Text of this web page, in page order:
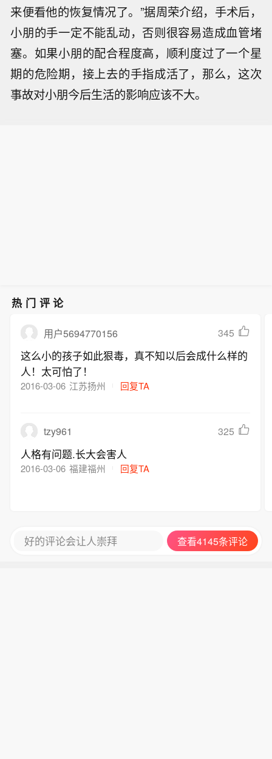
来便看他的恢复情况了。”据周荣介绍，手术后，
小朋的手一定不能乱动，否则很容易造成血管堵
塞。如果小朋的配合程度高，顺利度过了一个星
期的危险期，接上去的手指成活了，那么，这次
事故对小朋今后生活的影响应该不大。
热门评论
用户5694770156 345
这么小的孩子如此狠毒，真不知以后会成什么样的
人！太可怕了！
2016-03-06 江苏扬州 回复TA
tzy961 325
人格有问题.长大会害人
2016-03-06 福建福州 回复TA
好的评论会让人崇拜 查看4145条评论